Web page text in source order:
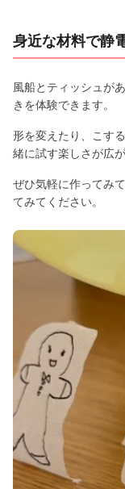
身近な材料で静
風船とティッシュが
きを体験できます。
形を変えたり、こす
緒に試す楽しさが広が
ぜひ気軽に作ってみ
てみてください。